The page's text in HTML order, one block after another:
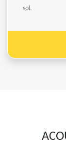
sol.